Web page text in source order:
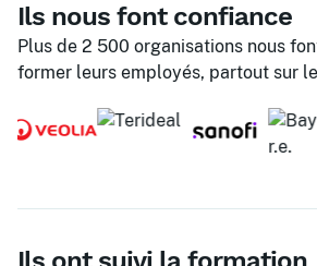
Ils nous font confiance
Plus de 2 500 organisations nous
former leurs employés, partout sur